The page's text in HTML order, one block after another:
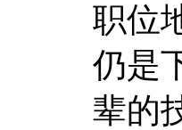
职位
仍是
辈的